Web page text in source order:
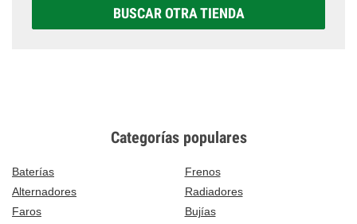
BUSCAR OTRA TIENDA
Categorías populares
Baterías
Frenos
Alternadores
Radiadores
Faros
Bujías